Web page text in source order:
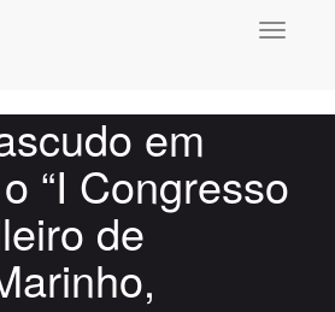
Toggle
em
“I Congresso
de